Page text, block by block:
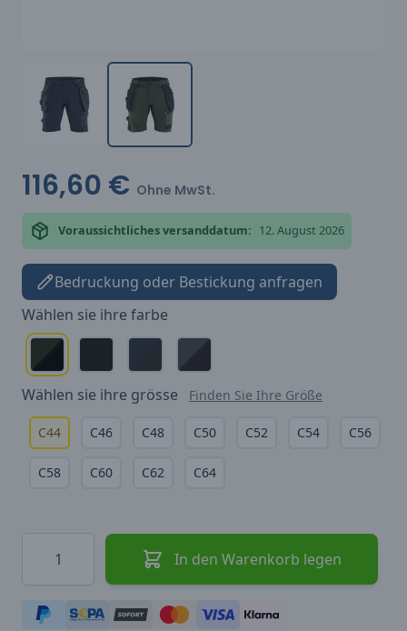
116,60 € Ohne MwSt.
Voraussichtliches versanddatum: 12. August 2026
Bedruckung oder Bestickung anfragen
Wählen sie ihre farbe
Wählen sie ihre grösse Finden Sie Ihre Größe
C44 C46 C48 C50 C52 C54 C56
C58 C60 C62 C64
In den Warenkorb legen